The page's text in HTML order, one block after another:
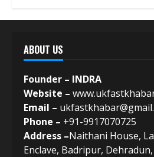
ABOUT US
Founder – INDRA
Website –
Email –
Phone – +91-9917070725
Address –Naithani House,
Enclave, Badripur,